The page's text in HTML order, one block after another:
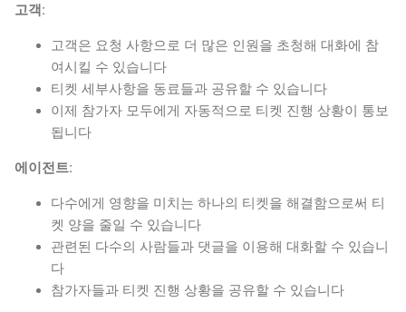
고객:
고객은 요청 사항으로 더 많은 인원을 초청해 대화에 참
여시킬 수 있습니다
티켓 세부사항을 동료들과 공유할 수 있습니다
이제 참가자 모두에게 자동적으로 티켓 진행 상황이 통보
됩니다
에이전트:
다수에게 영향을 미치는 하나의 티켓을 해결함으로써 티
켓 양을 줄일 수 있습니다
관련된 다수의 사람들과 댓글을 이용해 대화할 수 있습니
다
참가자들과 티켓 진행 상황을 공유할 수 있습니다